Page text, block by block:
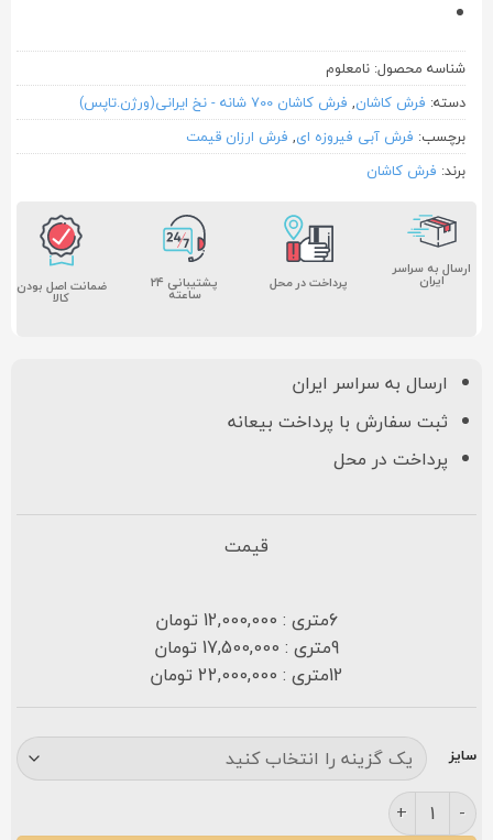
شناسه محصول: نامعلوم
دسته: فرش کاشان, فرش کاشان 700 شانه - نخ ایرانی(ورژن.تاپس)
برچسب: فرش آبی فیروزه ای, فرش ارزان قیمت
برند: فرش کاشان
ارسال به سراسر
ایران پرداخت در محل پشتیبانی ۲۴
ساعته ضمانت اصل بودن
کالا
ارسال به سراسر ایران
ثبت سفارش با پرداخت بیعانه
پرداخت در محل
قیمت
6متری : 12,000,000 تومان
9متری : 17,500,000 تومان
12متری : 22,000,000 تومان
سایز
فرش کاشان طرح دیبا ۷۰۰ شانه عدد